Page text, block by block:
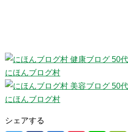
にほんブログ村
にほんブログ村
シェアする